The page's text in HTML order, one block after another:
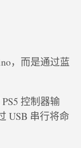
，而是通过蓝
控制器输
USB 串行将命